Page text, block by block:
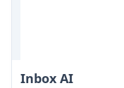
Inbox AI